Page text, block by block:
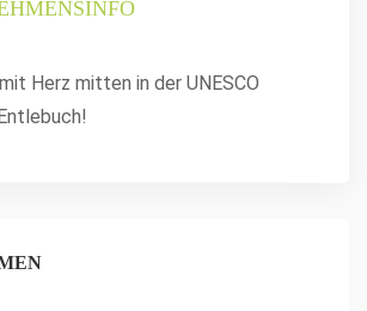
Herz mitten in der UNESCO